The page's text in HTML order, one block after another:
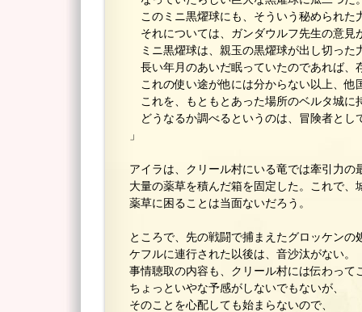
このミニ黒燿球にも、そういう秘められた
それについては、ガンダウルフ先生の意見
ミニ黒燿球は、親玉の黒燿球が出し切った
長い年月のあいだ眠っていたのであれば、
これの使い途が他には分からない以上、他
これを、もともとあった場所のベルタ城に
どうなるか調べるというのは、冒険者とし
」
アイラは、クリール村にいる竜では牽引力の
大量の薬草を積んだ箱を固定した。これで、
薬草に困ることは当面ないだろう。
ところで、先の戦闘で捕まえたグロッケンの
ケフルに連行された以後は、音沙汰がない。
事情聴取の内容も、クリール村には伝わって
ちょっといやな予感がしないでもないが、
そのことを心配しても始まらないので、